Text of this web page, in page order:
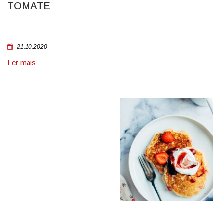
TOMATE
21.10.2020
Ler mais